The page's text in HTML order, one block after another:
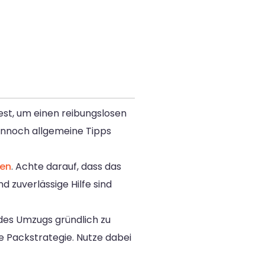
um einen reibungslosen
allgemeine Tipps
. Achte darauf, dass das
zuverlässige Hilfe sind
Umzugs gründlich zu
Packstrategie. Nutze dabei